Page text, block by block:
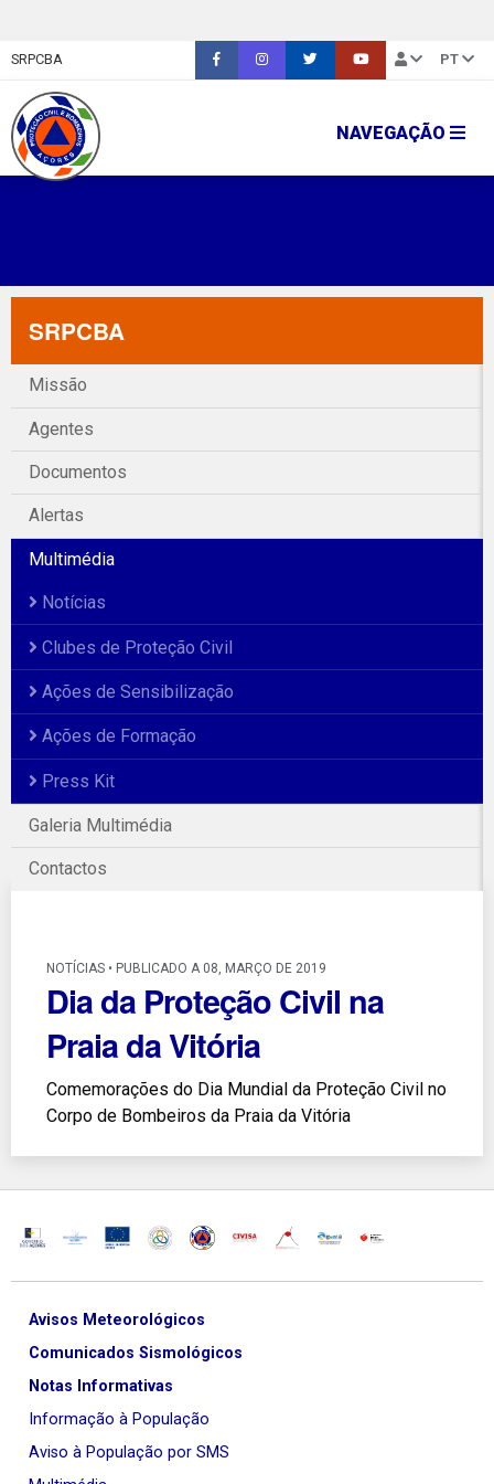
SRPCBA PT
NAVEGAÇÃO
SRPCBA
Missão
Agentes
Documentos
Alertas
Multimédia
Notícias
Clubes de Proteção Civil
Ações de Sensibilização
Ações de Formação
Press Kit
Galeria Multimédia
Contactos
Galeria Fotográfica
NOTÍCIAS • PUBLICADO A 08, MARÇO DE 2019
Dia da Proteção Civil na
Praia da Vitória
Comemorações do Dia Mundial da Proteção Civil no
Corpo de Bombeiros da Praia da Vitória
Avisos Meteorológicos
Comunicados Sismológicos
Notas Informativas
Informação à População
Aviso à População por SMS